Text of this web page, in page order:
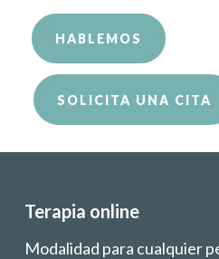
HABLEMOS
SOLICITA UNA CITA
Terapia online
Modalidad para cualquier